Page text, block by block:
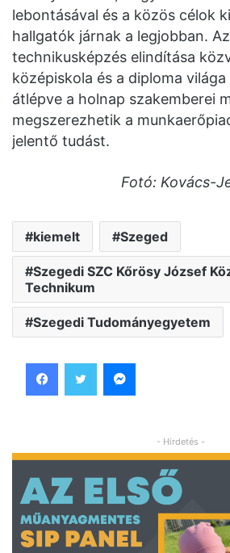
lebontásával és a közös célok
hallgatók járnak a legjobban.
technikusképzés elindítása
középiskola és a diploma
átlépve a holnap szakemberei
megszerezhetik a
jelentő tudást.
Fotó: Kovács-
kiemelt Szeged
Szegedi SZC Kőrösy József
Technikum
Szegedi Tudományegyetem
- Hirdetés -